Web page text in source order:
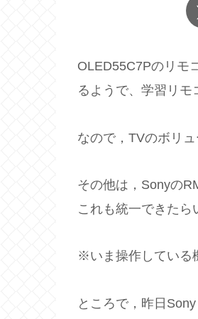
OLED55C7Pのリモ
るようで、学習リモ
なので，TVのボリ
その他は，Sonyの
これも統一できたら
※いま操作している
ところで，昨日